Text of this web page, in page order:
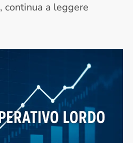
, continua a leggere